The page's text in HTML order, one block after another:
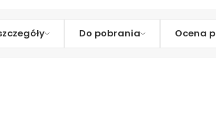
Do pobrania Ocena